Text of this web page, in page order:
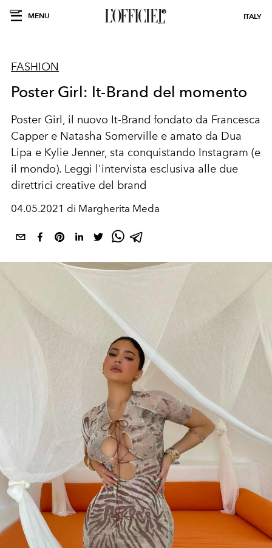
MENU ITALY
FASHION
Poster Girl: It-Brand del momento
Poster Girl, il nuovo It-Brand fondato da Francesca
Capper e Natasha Somerville e amato da Dua
Lipa e Kylie Jenner, sta conquistando Instagram (e
il mondo). Leggi l'intervista esclusiva alle due
direttrici creative del brand
04.05.2021 di Margherita Meda